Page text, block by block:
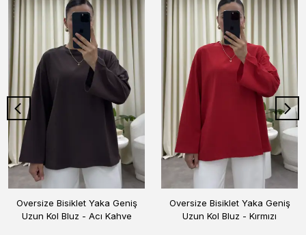
Oversize Bisiklet Yaka Geniş
Uzun Kol Bluz - Acı Kahve
Oversize Bisiklet Yaka Geniş
Uzun Kol Bluz - Kırmızı